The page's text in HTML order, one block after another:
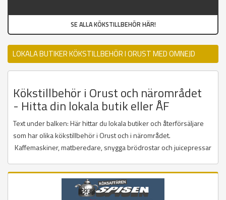
SE ALLA KÖKSTILLBEHÖR HÄR!
LOKALA BUTIKER KÖKSTILLBEHÖR I ORUST MED OMNEJD
Kökstillbehör i Orust och närområdet
- Hitta din lokala butik eller ÅF
Text under balken: Här hittar du lokala butiker och återförsäljare
som har olika kökstillbehör i Orust och i närområdet.
Kaffemaskiner, matberedare, snygga brödrostar och juicepressar